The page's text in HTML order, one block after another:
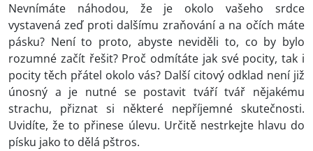
Nevnímáte náhodou, že je okolo vašeho srdce
vystavená zeď proti dalšímu zraňování a na očích máte
pásku? Není to proto, abyste neviděli to, co by bylo
rozumné začít řešit? Proč odmítáte jak své pocity, tak i
pocity těch přátel okolo vás? Další citový odklad není již
únosný a je nutné se postavit tváří tvář nějakému
strachu, přiznat si některé nepříjemné skutečnosti.
Uvidíte, že to přinese úlevu. Určitě nestrkejte hlavu do
písku jako to dělá pštros.